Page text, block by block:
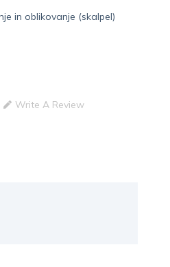
in oblikovanje (skalpel)
Write A Review